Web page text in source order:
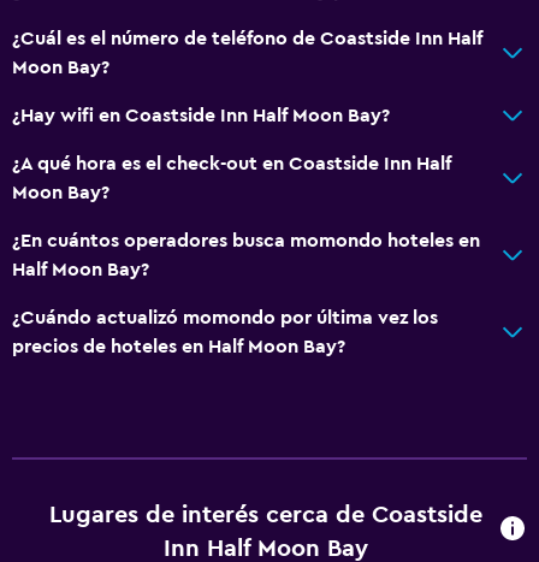
¿Cuál es el número de teléfono de Coastside Inn Half
Moon Bay?
¿Hay wifi en Coastside Inn Half Moon Bay?
¿A qué hora es el check-out en Coastside Inn Half
Moon Bay?
¿En cuántos operadores busca momondo hoteles en
Half Moon Bay?
¿Cuándo actualizó momondo por última vez los
precios de hoteles en Half Moon Bay?
Lugares de interés cerca de Coastside
Inn Half Moon Bay